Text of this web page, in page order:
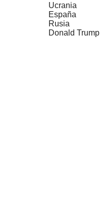
Ucrania
España
Rusia
Donald Trump